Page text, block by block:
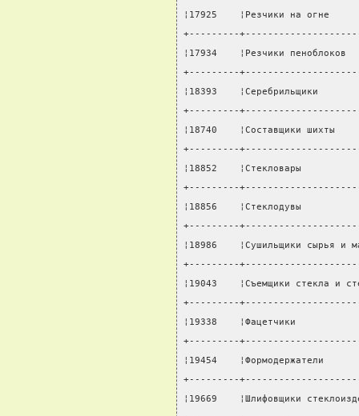
¦17925    ¦Резчики на
+---------
¦17934    ¦Резчики
+---------
¦18393
+---------
¦18740    ¦Составщики
+---------
¦18852    ¦Стекловары
+---------
¦18856    ¦Стеклодувы
+---------
¦18986    ¦Сушильщики
+---------
¦19043    ¦Съемщики
+---------
¦19338    ¦Фацетчики
+---------
¦19454
+---------
¦19669    ¦Шлифовщики